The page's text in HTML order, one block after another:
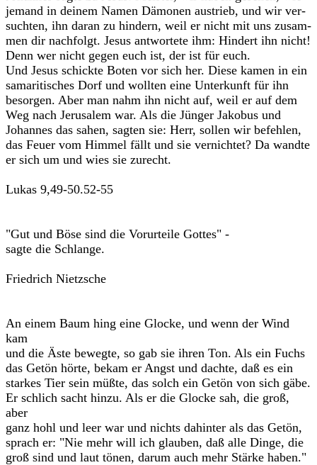
jemand in deinem Namen Dämonen austrieb, und wir ver-
suchten, ihn daran zu hindern, weil er nicht mit uns zusam-
men dir nachfolgt. Jesus antwortete ihm: Hindert ihn nicht!
Denn wer nicht gegen euch ist, der ist für euch.
Und Jesus schickte Boten vor sich her. Diese kamen in ein
samaritisches Dorf und wollten eine Unterkunft für ihn
besorgen. Aber man nahm ihn nicht auf, weil er auf dem
Weg nach Jerusalem war. Als die Jünger Jakobus und
Johannes das sahen, sagten sie: Herr, sollen wir befehlen,
das Feuer vom Himmel fällt und sie vernichtet? Da wandte
er sich um und wies sie zurecht.
Lukas 9,49-50.52-55
"Gut und Böse sind die Vorurteile Gottes" -
sagte die Schlange.
Friedrich Nietzsche
An einem Baum hing eine Glocke, und wenn der Wind
kam
und die Äste bewegte, so gab sie ihren Ton. Als ein Fuchs
das Getön hörte, bekam er Angst und dachte, daß es ein
starkes Tier sein müßte, das solch ein Getön von sich gäbe.
Er schlich sacht hinzu. Als er die Glocke sah, die groß,
aber
ganz hohl und leer war und nichts dahinter als das Getön,
sprach er: "Nie mehr will ich glauben, daß alle Dinge, die
groß sind und laut tönen, darum auch mehr Stärke haben."